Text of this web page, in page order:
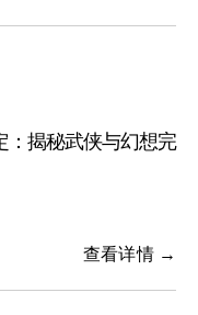
：揭秘武侠与幻想完
查看详情 →